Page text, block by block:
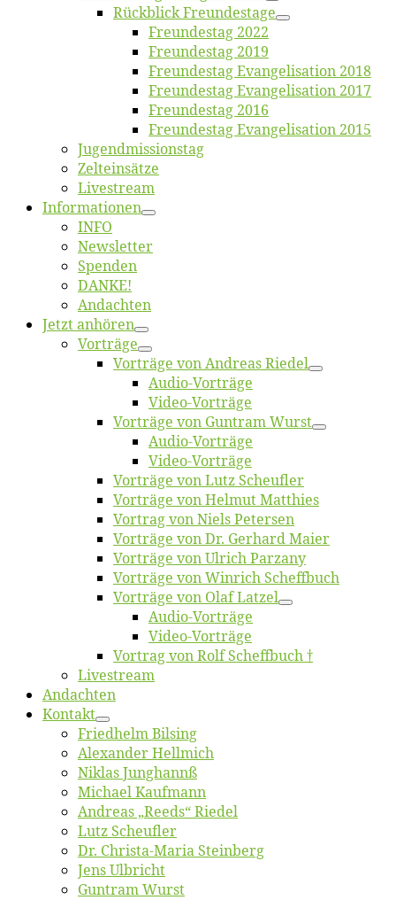
Rück­blick Freundestage
Freun­des­tag 2022
Freun­des­tag 2019
Freun­des­tag Evan­ge­li­sa­ti­on 2018
Freun­des­tag Evan­ge­li­sa­ti­on 2017
Freun­des­tag 2016
Freun­des­tag Evan­ge­li­sa­ti­on 2015
Jugend­mis­sions­tag
Zelt­ein­sät­ze
Live­stream
Informatio­nen
INFO
News­let­ter
Spen­den
DANKE!
An­dach­ten
Jetzt an­hö­ren
Vor­trä­ge
Vor­trä­ge von An­dre­as Riedel
Au­dio-Vor­trä­ge
Vi­deo-Vor­trä­ge
Vor­trä­ge von Gun­tram Wurst
Au­dio-Vor­trä­ge
Vi­deo-Vor­trä­ge
Vor­trä­ge von Lutz Scheufler
Vor­trä­ge von Hel­mut Matthies
Vor­trag von Niels Petersen
Vor­trä­ge von Dr. Ger­hard Maier
Vor­trä­ge von Ul­rich Parzany
Vor­trä­ge von Win­rich Scheffbuch
Vor­trä­ge von Olaf Latzel
Au­dio-Vor­trä­ge
Vi­deo-Vor­trä­ge
Vor­trag von Rolf Scheffbuch †
Live­stream
An­dach­ten
Kon­takt
Fried­helm Bilsing
Alex­an­der Hellmich
Ni­klas Junghannß
Mi­cha­el Kaufmann
An­dre­as „Reeds“ Riedel
Lutz Scheuf­ler
Dr. Chris­­ta-Ma­ria Steinberg
Jens Ulb­richt
Gun­tram Wurst